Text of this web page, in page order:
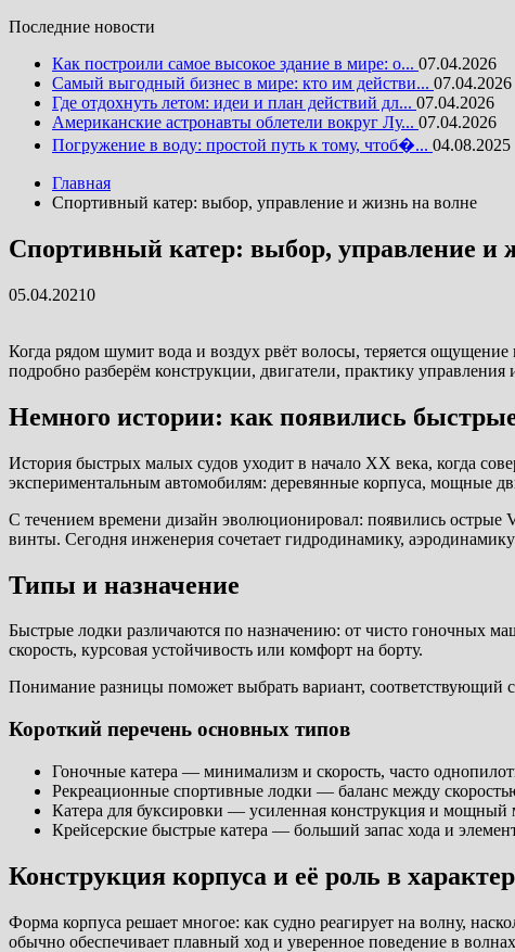
Последние новости
Как построили самое высокое здание в мире: о... 07.04.2026
Самый выгодный бизнес в мире: кто им действи... 07.04.2026
Где отдохнуть летом: идеи и план действий дл... 07.04.2026
Американские астронавты облетели вокруг Лу... 07.04.2026
Погружение в воду: простой путь к тому, чтоб�... 04.08.2025
Главная
Спортивный катер: выбор, управление и жизнь на волне
Спортивный катер: выбор, управление и
05.04.20210
Когда рядом шумит вода и воздух рвёт волосы, теряется
подробно разберём конструкции, двигатели, практику
Немного истории: как появились
История быстрых малых судов уходит в начало XX века, когда
экспериментальным автомобилям: деревянные корпуса, мощные
С течением времени дизайн эволюционировал: появились острые
винты. Сегодня инженерия сочетает гидродинамику,
Типы и назначение
Быстрые лодки различаются по назначению: от чисто гоночных
скорость, курсовая устойчивость или комфорт на борту.
Понимание разницы поможет выбрать вариант, соответствующий
Короткий перечень основных типов
Гоночные катера — минимализм и скорость, часто
Рекреационные спортивные лодки — баланс между
Катера для буксировки — усиленная конструкция и
Крейсерские быстрые катера — больший запас хода и
Конструкция корпуса и её роль в
Форма корпуса решает многое: как судно реагирует на волну,
обычно обеспечивает плавный ход и уверенное поведение в